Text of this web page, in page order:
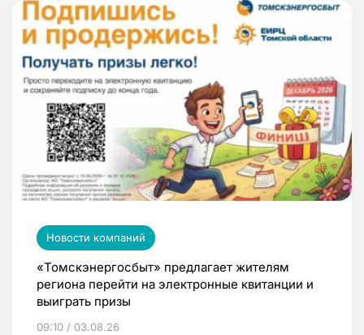
Новости компаний
«Томскэнергосбыт» предлагает жителям
региона перейти на электронные квитанции и
выиграть призы
09:10 / 03.08.26